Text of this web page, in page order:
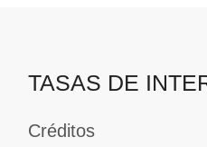
TASAS DE
Créditos